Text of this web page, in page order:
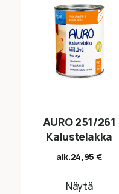
AURO 251/261
Kalustelakka
alk.24,95 €
Näytä